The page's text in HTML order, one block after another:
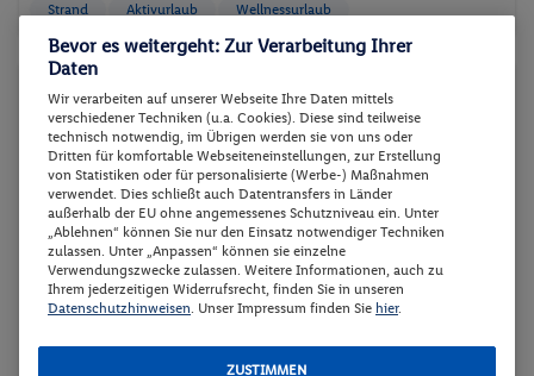
Strand Aktivurlaub Wellnessurlaub
Bevor es weitergeht: Zur Verarbeitung Ihrer
Daten
Wir verarbeiten auf unserer Webseite Ihre Daten mittels
verschiedener Techniken (u.a. Cookies). Diese sind teilweise
technisch notwendig, im Übrigen werden sie von uns oder
Dritten für komfortable Webseiteneinstellungen, zur Erstellung
von Statistiken oder für personalisierte (Werbe-) Maßnahmen
verwendet. Dies schließt auch Datentransfers in Länder
außerhalb der EU ohne angemessenes Schutzniveau ein. Unter
„Ablehnen“ können Sie nur den Einsatz notwendiger Techniken
zulassen. Unter „Anpassen“ können sie einzelne
Verwendungszwecke zulassen. Weitere Informationen, auch zu
Ihrem jederzeitigen Widerrufsrecht, finden Sie in unseren
Datenschutzhinweisen . Unser Impressum finden Sie hier.
ZUSTIMMEN